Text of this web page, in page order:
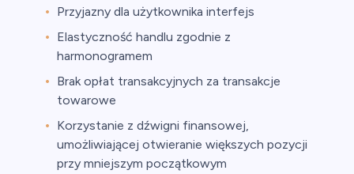
Przyjazny dla użytkownika interfejs
Elastyczność handlu zgodnie z
harmonogramem
Brak opłat transakcyjnych za transakcje
towarowe
Korzystanie z dźwigni finansowej,
umożliwiającej otwieranie większych pozycji
przy mniejszym początkowym